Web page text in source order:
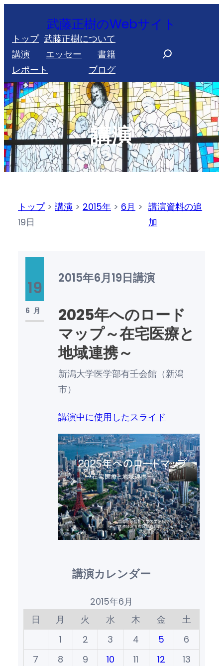
を
ス
キ
ッ
プ
武藤正樹のWebサイト
トップ 武藤正樹について
講演
エッセー
書籍
レポート
ブログ
r
c
h
講演
トップ> 講演 > 2015年 > 6月 >
19日
講演資料の追
加
19
6月
2015年6月19日講演
2025年へのロード
マップ～在宅医療と
地域連携～
新潟大学医学部有壬会館（新潟
市）
講演中に使用したスライド
講演カレンダー
2015年6月
日
月 火 水 木 金
土
1
2 3 4 5
6
7
8 9 10 11 12
13